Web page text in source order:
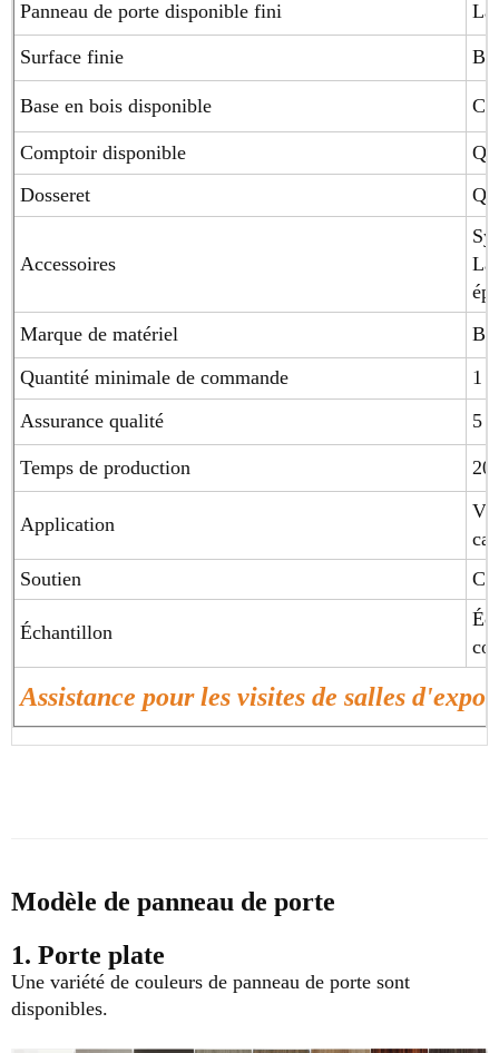
Panneau de porte disponible fini
Surface finie
Base en bois disponible
Comptoir disponible
Dosseret
Accessoires
Marque de matériel
Quantité minimale de commande
1
Assurance qualité
5
Temps de production
Application
Soutien
Échantillon
Assistance pour les visites de salles
Modèle de panneau de porte
1. Porte plate
Une variété de couleurs de panneau de porte sont
disponibles.